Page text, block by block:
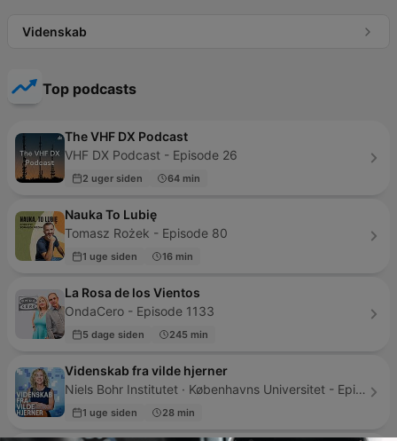
Videnskab
Top podcasts
The VHF DX Podcast
VHF DX Podcast - Episode 26
2 uger siden 64 min
Nauka To Lubię
Tomasz Rożek - Episode 80
1 uge siden 16 min
La Rosa de los Vientos
OndaCero - Episode 1133
5 dage siden 245 min
Videnskab fra vilde hjerner
Niels Bohr Institutet · Københavns Universitet - Episode 82
1 uge siden 28 min